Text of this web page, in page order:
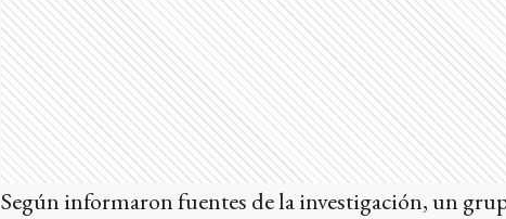
Según informaron fuentes de la investigación, un